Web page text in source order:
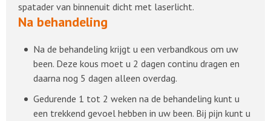
spatader van binnenuit dicht met laserlicht.
Na behandeling
Na de behandeling krijgt u een verbandkous om uw
been. Deze kous moet u 2 dagen continu dragen en
daarna nog 5 dagen alleen overdag.
Gedurende 1 tot 2 weken na de behandeling kunt u
een trekkend gevoel hebben in uw been. Bij pijn kunt u